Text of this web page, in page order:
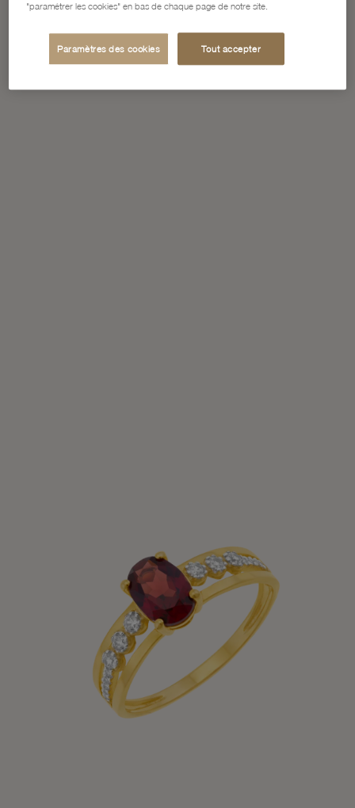
"paramétrer les cookies" en bas de chaque page de notre site.
Paramètres des cookies Tout accepter